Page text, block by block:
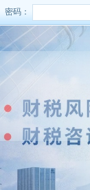
密码：